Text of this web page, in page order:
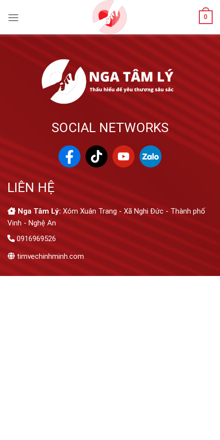
0
SOCIAL NETWORKS
LIÊN HỆ
Nga Tâm Lý: Xóm Xuân Trang - Xã Nghi Đức - Thành phố
Vinh - Nghệ An
0916969526
timvechinhminh.com